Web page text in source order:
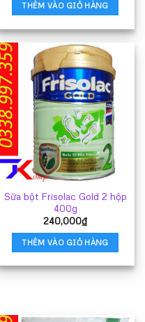
THÊM VÀO GIỎ HÀNG
Sữa bột Frisolac Gold 2 hộp
400g
240,000₫
THÊM VÀO GIỎ HÀNG